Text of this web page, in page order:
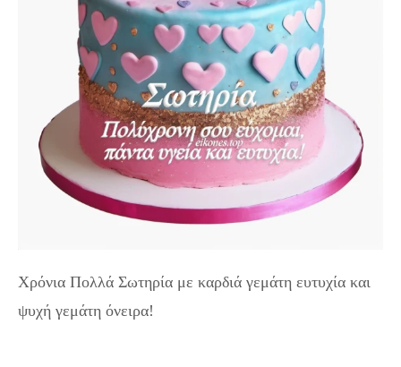
Χρόνια Πολλά Σωτηρία με καρδιά γεμάτη ευτυχία και
ψυχή γεμάτη όνειρα!